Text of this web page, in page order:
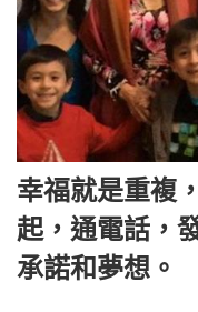
幸福就是重複
起，通電話，
承諾和夢想。